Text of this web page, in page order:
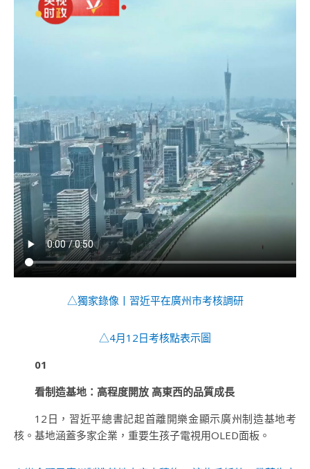
△獨家錄像丨習近平在廣州市考核調研
△4月12日考核點表示圖
01
看制造基地：高程度開放 高東西的品質成長
12日，習近平總書記起首離開樂金顯示廣州制造基地考
核。基地涵蓋多家企業，重要生孩子電視用OLED面板。